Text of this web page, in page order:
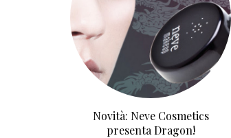
Novità: Neve Cosmetics
presenta Dragon!